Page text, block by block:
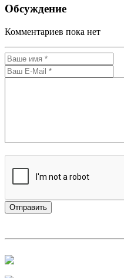
Обсуждение
Комментариев пока нет